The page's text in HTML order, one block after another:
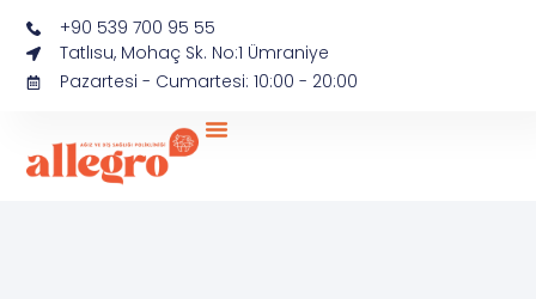
+90 539 700 95 55
Tatlısu, Mohaç Sk. No:1 Ümraniye
Pazartesi - Cumartesi: 10:00 - 20:00